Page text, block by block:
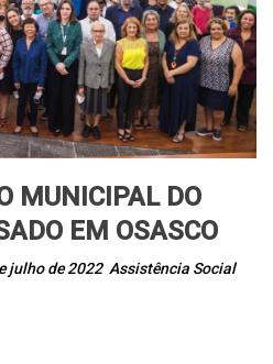
MUNICIPAL DO
EM OSASCO
julho de 2022 Assistência Social